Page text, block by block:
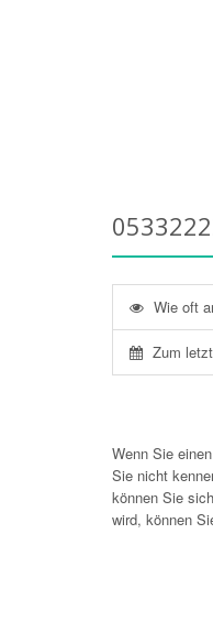
Wie oft
Zum
Wenn Sie
Sie nicht
können Sie
wird, können